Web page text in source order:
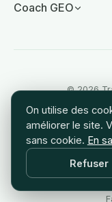
Coach GEO
© 2026
On utilise des
améliorer le site.
sans cookie. En
Refuser